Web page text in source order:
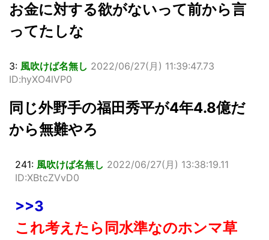
お金に対する欲がないって前から言
ってたしな
3: 風吹けば名無し 2022/06/27(月) 11:39:47.73
ID:hyXO4lVP0
同じ外野手の福田秀平が4年4.8億だ
から無難やろ
241: 風吹けば名無し 2022/06/27(月) 13:38:19.11
ID:XBtcZVvD0
>>3
これ考えたら同水準なのホンマ草